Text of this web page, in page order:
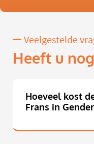
Veelgestelde
Heeft u
Hoeveel kost
Frans in